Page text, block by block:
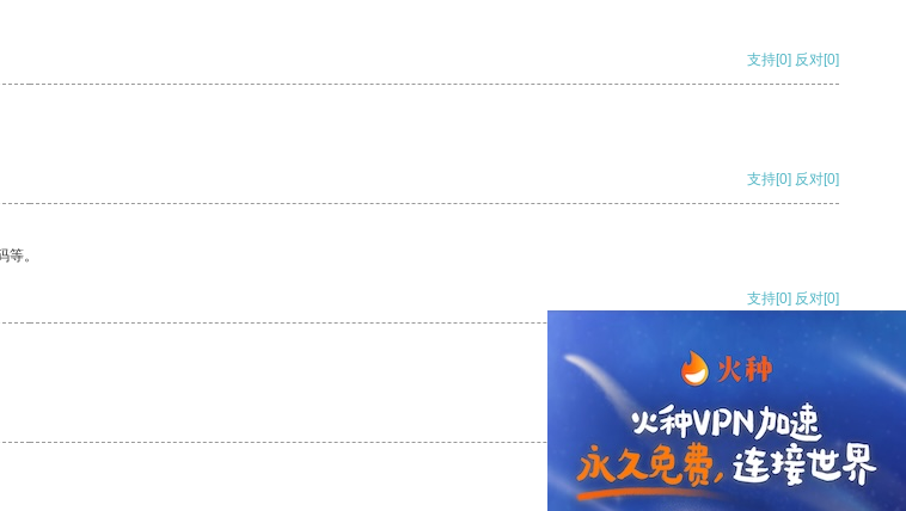
支持[0] 反对[0]
支持[0] 反对[0]
。
支持[0] 反对[0]
支持[0] 反对